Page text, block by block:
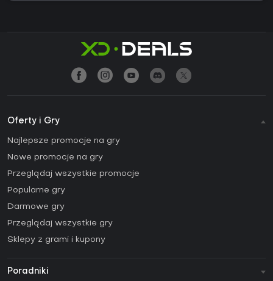
Oferty i Gry
Najlepsze promocje na gry
Nowe promocje na gry
Przeglądaj wszystkie promocje
Popularne gry
Darmowe gry
Przeglądaj wszystkie gry
Sklepy z grami i kupony
Poradniki